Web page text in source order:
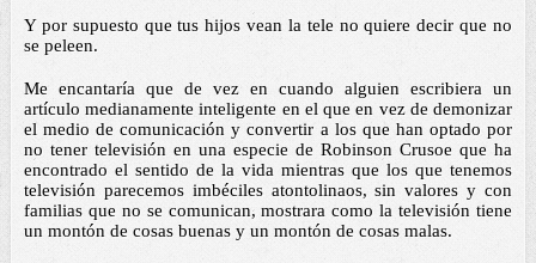
Y por supuesto que tus hijos vean la tele no quiere decir que no
se peleen.
Me encantaría que de vez en cuando alguien escribiera un
artículo medianamente inteligente en el que en vez de demonizar
el medio de comunicación y convertir a los que han optado por
no tener televisión en una especie de Robinson Crusoe que ha
encontrado el sentido de la vida mientras que los que tenemos
televisión parecemos imbéciles atontolinaos, sin valores y con
familias que no se comunican, mostrara como la televisión tiene
un montón de cosas buenas y un montón de cosas malas.